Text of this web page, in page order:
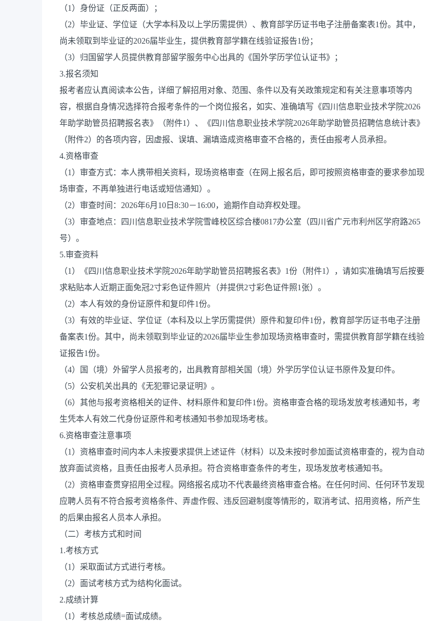
（1）身份证（正反两面）；
（2）毕业证、学位证（大学本科及以上学历需提供）、教育部学历证书电子注册备案表1份。其中，
尚未领取到毕业证的2026届毕业生，提供教育部学籍在线验证报告1份；
（3）归国留学人员提供教育部留学服务中心出具的《国外学历学位认证书》；
3.报名须知
报考者应认真阅读本公告，详细了解招用对象、范围、条件以及有关政策规定和有关注意事项等内
容，根据自身情况选择符合报考条件的一个岗位报名，如实、准确填写《四川信息职业技术学院2026
年助学助管员招聘报名表》（附件1）、《四川信息职业技术学院2026年助学助管员招聘信息统计表》
（附件2）的各项内容，因虚报、误填、漏填造成资格审查不合格的，责任由报考人员承担。
4.资格审查
（1）审查方式：本人携带相关资料，现场资格审查（在网上报名后，即可按照资格审查的要求参加现
场审查，不再单独进行电话或短信通知）。
（2）审查时间：2026年6月10日8:30－16:00，逾期作自动弃权处理。
（3）审查地点：四川信息职业技术学院雪峰校区综合楼0817办公室（四川省广元市利州区学府路265
号）。
5.审查资料
（1）《四川信息职业技术学院2026年助学助管员招聘报名表》1份（附件1），请如实准确填写后按要
求粘贴本人近期正面免冠2寸彩色证件照片（并提供2寸彩色证件照1张）。
（2）本人有效的身份证原件和复印件1份。
（3）有效的毕业证、学位证（本科及以上学历需提供）原件和复印件1份，教育部学历证书电子注册
备案表1份。其中，尚未领取到毕业证的2026届毕业生参加现场资格审查时，需提供教育部学籍在线验
证报告1份。
（4）国（境）外留学人员报考的，出具教育部相关国（境）外学历学位认证书原件及复印件。
（5）公安机关出具的《无犯罪记录证明》。
（6）其他与报考资格相关的证件、材料原件和复印件1份。资格审查合格的现场发放考核通知书，考
生凭本人有效二代身份证原件和考核通知书参加现场考核。
6.资格审查注意事项
（1）资格审查时间内本人未按要求提供上述证件（材料）以及未按时参加面试资格审查的，视为自动
放弃面试资格，且责任由报考人员承担。符合资格审查条件的考生，现场发放考核通知书。
（2）资格审查贯穿招用全过程。网络报名成功不代表最终资格审查合格。在任何时间、任何环节发现
应聘人员有不符合报考资格条件、弄虚作假、违反回避制度等情形的，取消考试、招用资格，所产生
的后果由报名人员本人承担。
（二）考核方式和时间
1.考核方式
（1）采取面试方式进行考核。
（2）面试考核方式为结构化面试。
2.成绩计算
（1）考核总成绩=面试成绩。